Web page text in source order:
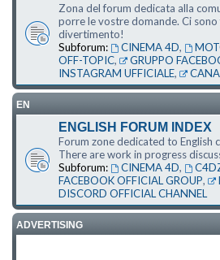
Zona del forum dedicata alla
porre le vostre domande. Ci sono
divertimento!
Subforum:
CINEMA 4D,
OFF-TOPIC, GRUPPO
INSTAGRAM UFFICIALE,
EN
ENGLISH FORUM INDEX
Forum zone dedicated to English
There are work in progress
Subforum:
CINEMA 4D,
FACEBOOK OFFICIAL GROUP,
DISCORD OFFICIAL CHANNEL
ADVERTISING